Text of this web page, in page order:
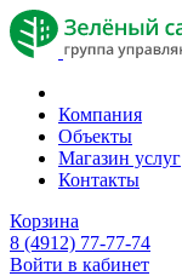
Компания
Объекты
Магазин услуг
Контакты
Корзина
8 (4912) 77-77-74
Войти в кабинет